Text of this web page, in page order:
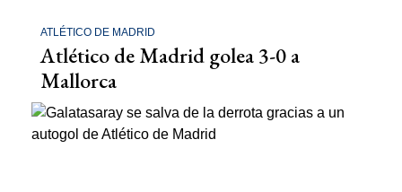
ATLÉTICO DE MADRID
Atlético de Madrid golea 3-0 a
Mallorca